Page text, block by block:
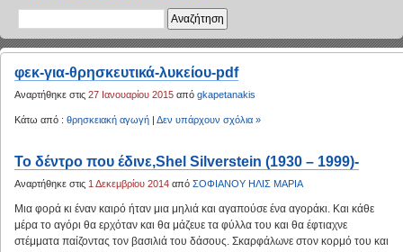
φεκ-για-θρησκευτικά-λυκείου-pdf
Αναρτήθηκε στις 27 Ιανουαρίου 2015 από gkapetanakis
Κάτω από : θρησκειακή αγωγή | Δεν υπάρχουν σχόλια »
Το δέντρο που έδινε,Shel Silverstein (1930 – 1999)-
Αναρτήθηκε στις 1 Δεκεμβρίου 2014 από ΣΟΦΙΑΝΟΥ ΗΛΙΣ ΜΑΡΙΑ
Μια φορά κι έναν καιρό ήταν μια μηλιά και αγαπούσε ένα αγοράκι. Και κάθε
μέρα το αγόρι θα ερχόταν και θα μάζευε τα φύλλα του και θα έφτιαχνε
στέμματα παίζοντας τον βασιλιά του δάσους. Σκαρφάλωνε στον κορμό του και